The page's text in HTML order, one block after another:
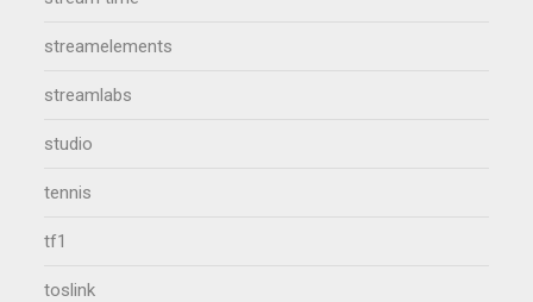
streamelements
streamlabs
studio
tennis
tf1
toslink